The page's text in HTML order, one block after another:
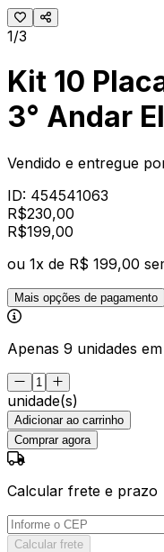
1/3
Kit 10
3° Andar
Vendido e entregue
ID: 454541063
R$230,00
R$199,00
ou 1x de R$ 199,00
Mais opções de pagamento
Apenas 9 unidades
unidade(s)
Adicionar ao carrinho
Comprar agora
Calcular frete e prazo
Calcular frete